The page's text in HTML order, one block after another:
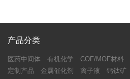
产品分类
医药中间体 有机化学 COF/MOF材料
定制产品
金属催化剂 离子液 钙钛矿